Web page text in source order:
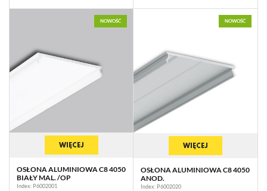
NOWOŚĆ
WIĘCEJ
OSŁONA ALUMINIOWA C8 4050
BIAŁY MAL. /OP
Index: P6002001
NOWOŚĆ
WIĘCEJ
OSŁONA ALUMINIOWA C8 4050
ANOD.
Index: P6002020